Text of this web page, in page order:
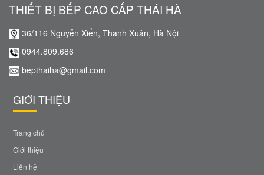
THIẾT BỊ BẾP CAO CẤP THÁI HÀ
36/116 Nguyễn Xiển, Thanh Xuân, Hà Nội
0944.809.686
bepthaiha@gmail.com
GIỚI THIỆU
Trang chủ
Giới thiệu
Liên hệ